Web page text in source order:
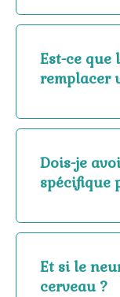
Est-ce que
remplacer
Dois-je
spécifique
Et si le
cerveau ?